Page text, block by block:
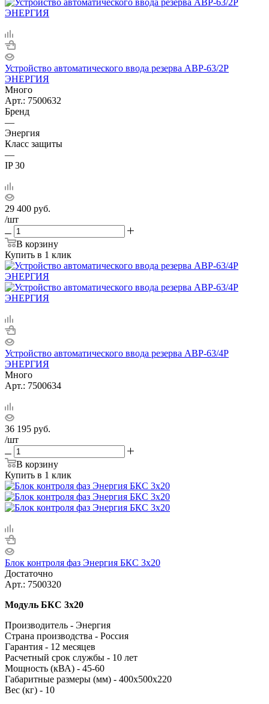
Устройство автоматического ввода резерва АВР-63/2Р
ЭНЕРГИЯ
Много
Арт.: 7500632
Бренд
—
Энергия
Класс защиты
—
IP 30
29 400 руб.
/шт
В корзину
Купить в 1 клик
Устройство автоматического ввода резерва АВР-63/4Р
ЭНЕРГИЯ
Много
Арт.: 7500634
36 195 руб.
/шт
В корзину
Купить в 1 клик
Блок контроля фаз Энергия БКС 3х20
Достаточно
Арт.: 7500320
Модуль БКС 3х20
Производитель - Энергия
Cтрана производства - Россия
Гарантия - 12 месяцев
Расчетный срок службы - 10 лет
Мощность (кВА) - 45-60
Габаритные размеры (мм) - 400х500х220
Вес (кг) - 10